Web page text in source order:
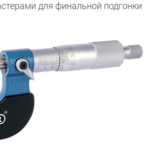
для финальной подгонки